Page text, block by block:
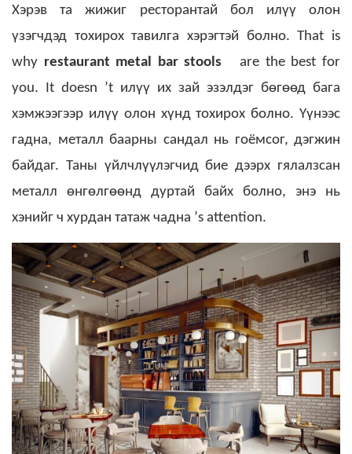
Хэрэв та жижиг ресторантай бол илүү олон
үзэгчдэд тохирох тавилга хэрэгтэй болно. That is
why restaurant metal bar stools
are the best for
you. It doesn ’t илүү их зай эзэлдэг бөгөөд бага
хэмжээгээр илүү олон хүнд тохирох болно. Үүнээс
гадна, металл баарны сандал нь гоёмсог, дэгжин
байдаг. Таны үйлчлүүлэгчид бие дээрх гялалзсан
металл өнгөлгөөнд дуртай байх болно, энэ нь
хэнийг ч хурдан татаж чадна ’s attention.